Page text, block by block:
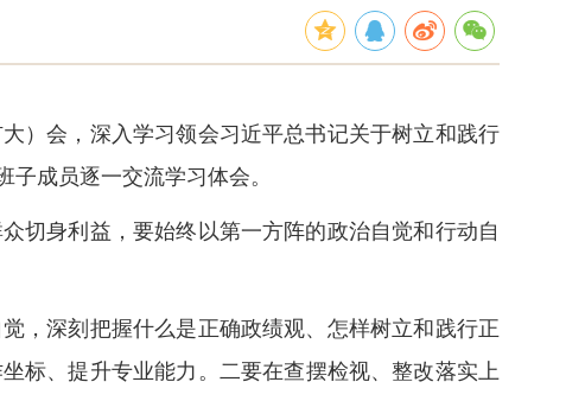
）会，深入学习领会习近平总书记关于树立和践行
成员逐一交流学习体会。
切身利益，要始终以第一方阵的政治自觉和行动自
，深刻把握什么是正确政绩观、怎样树立和践行正
标、提升专业能力。二要在查摆检视、整改落实上